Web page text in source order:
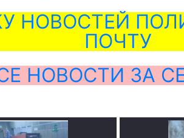
НОВОСТЕЙ
ПОЧТУ
НОВОСТИ ЗА